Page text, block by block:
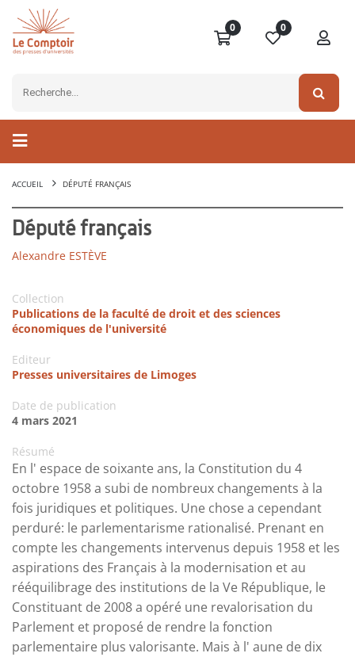
0 0
ACCUEIL DÉPUTÉ FRANÇAIS
Député français
Alexandre ESTÈVE
Collection
Publications de la faculté de droit et des sciences
économiques de l'université
Editeur
Presses universitaires de Limoges
Date de publication
4 mars 2021
Résumé
En l' espace de soixante ans, la Constitution du 4
octobre 1958 a subi de nombreux changements à la
fois juridiques et politiques. Une chose a cependant
perduré: le parlementarisme rationalisé. Prenant en
compte les changements intervenus depuis 1958 et les
aspirations des Français à la modernisation et au
rééquilibrage des institutions de la Ve République, le
Constituant de 2008 a opéré une revalorisation du
Parlement et proposé de rendre la fonction
parlementaire plus valorisante. Mais à l' aune de dix